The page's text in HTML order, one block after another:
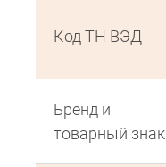
Код ТН ВЭД
Бренд и
товарный знак